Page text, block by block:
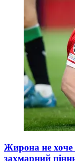
Жирона не хоче
захмарний